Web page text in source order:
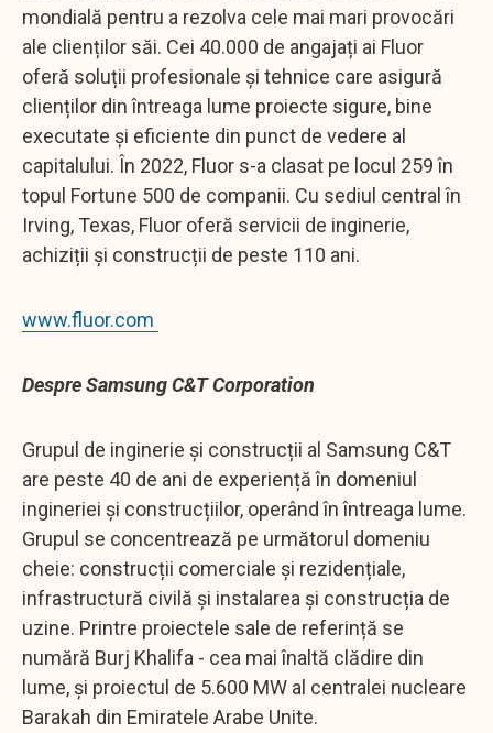
mondială pentru a rezolva cele mai mari provocări
ale clienților săi. Cei 40.000 de angajați ai Fluor
oferă soluții profesionale și tehnice care asigură
clienților din întreaga lume proiecte sigure, bine
executate și eficiente din punct de vedere al
capitalului. În 2022, Fluor s-a clasat pe locul 259 în
topul Fortune 500 de companii. Cu sediul central în
Irving, Texas, Fluor oferă servicii de inginerie,
achiziții și construcții de peste 110 ani.
www.fluor.com
Despre Samsung C&T Corporation
Grupul de inginerie și construcții al Samsung C&T
are peste 40 de ani de experiență în domeniul
ingineriei și construcțiilor, operând în întreaga lume.
Grupul se concentrează pe următorul domeniu
cheie: construcții comerciale și rezidențiale,
infrastructură civilă și instalarea și construcția de
uzine. Printre proiectele sale de referință se
numără Burj Khalifa - cea mai înaltă clădire din
lume, și proiectul de 5.600 MW al centralei nucleare
Barakah din Emiratele Arabe Unite.